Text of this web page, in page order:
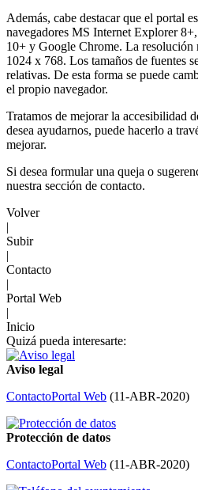
Además, cabe destacar que el portal
navegadores MS Internet Explorer
10+ y Google Chrome. La resolución
1024 x 768. Los tamaños de fuentes
relativas. De esta forma se puede
el propio navegador.
Tratamos de mejorar la accesibilidad
desea ayudarnos, puede hacerlo a
mejorar.
Si desea formular una queja o
nuestra sección de contacto.
Volver
|
Subir
|
Contacto
|
Portal Web
|
Inicio
Quizá pueda interesarte:
Aviso legal
ContactoPortal Web (11-ABR-2020)
Protección de datos
ContactoPortal Web (11-ABR-2020)